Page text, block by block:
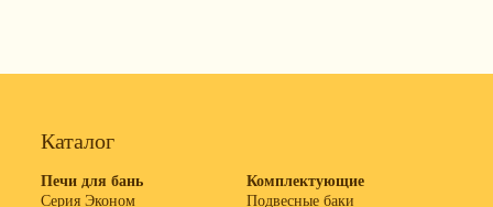
Каталог
Печи для бань
Серия Эконом
Комплектующие
Подвесные баки